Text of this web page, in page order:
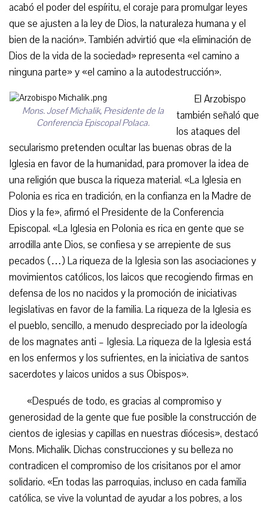
acabó el poder del espíritu, el coraje para promulgar leyes
que se ajusten a la ley de Dios, la naturaleza humana y el
bien de la nación». También advirtió que «la eliminación de
Dios de la vida de la sociedad» representa «el camino a
ninguna parte» y «el camino a la autodestrucción».
Mons. Josef Michalik, Presidente de la
Conferencia Episcopal Polaca.
El Arzobispo
también señaló que
los ataques del
secularismo pretenden ocultar las buenas obras de la
Iglesia en favor de la humanidad, para promover la idea de
una religión que busca la riqueza material. «La Iglesia en
Polonia es rica en tradición, en la confianza en la Madre de
Dios y la fe», afirmó el Presidente de la Conferencia
Episcopal. «La Iglesia en Polonia es rica en gente que se
arrodilla ante Dios, se confiesa y se arrepiente de sus
pecados (…) La riqueza de la Iglesia son las asociaciones y
movimientos católicos, los laicos que recogiendo firmas en
defensa de los no nacidos y la promoción de iniciativas
legislativas en favor de la familia. La riqueza de la Iglesia es
el pueblo, sencillo, a menudo despreciado por la ideología
de los magnates anti – Iglesia. La riqueza de la Iglesia está
en los enfermos y los sufrientes, en la iniciativa de santos
sacerdotes y laicos unidos a sus Obispos».
«Después de todo, es gracias al compromiso y
generosidad de la gente que fue posible la construcción de
cientos de iglesias y capillas en nuestras diócesis», destacó
Mons. Michalik. Dichas construcciones y su belleza no
contradicen el compromiso de los crisitanos por el amor
solidario. «En todas las parroquias, incluso en cada familia
católica, se vive la voluntad de ayudar a los pobres, a los